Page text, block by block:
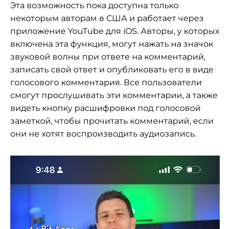
Эта возможность пока доступна только
некоторым авторам в США и работает через
приложение YouTube для iOS. Авторы, у которых
включена эта функция, могут нажать на значок
звуковой волны при ответе на комментарий,
записать свой ответ и опубликовать его в виде
голосового комментария. Все пользователи
смогут прослушивать эти комментарии, а также
видеть кнопку расшифровки под голосовой
заметкой, чтобы прочитать комментарий, если
они не хотят воспроизводить аудиозапись.